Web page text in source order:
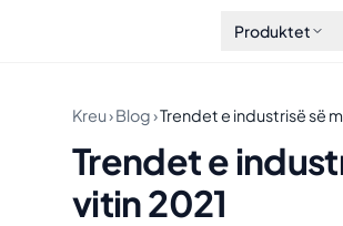
Produktet
Kreu›Blog›Trendet e industrisë së
Trendet e
vitin 2021